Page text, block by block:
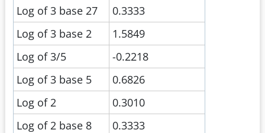
Log of 3 base 27
0.3333
Log of 3 base 2
1.5849
Log of 3/5
-0.2218
Log of 3 base 5
0.6826
Log of 2
0.3010
Log of 2 base 8
0.3333